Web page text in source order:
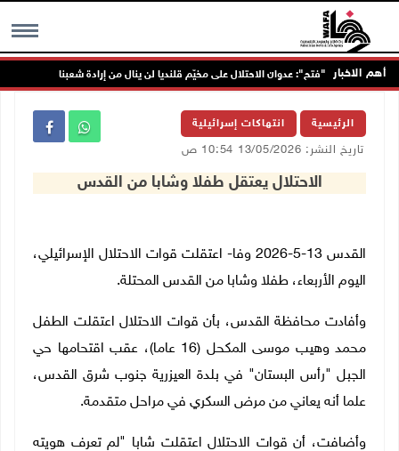
MENU أهم الاخبار"فتح": عدوان الاحتلال على مخيّم قلنديا لن ينال من إرادة شعبنا
الرئيسية انتهاكات إسرائيلية
تاريخ النشر: 13/05/2026 10:54 ص
الاحتلال يعتقل طفلا وشابا من القدس
القدس 13-5-2026 وفا- اعتقلت قوات الاحتلال الإسرائيلي،
اليوم الأربعاء، طفلا وشابا من القدس المحتلة.
وأفادت محافظة القدس، بأن قوات الاحتلال اعتقلت الطفل
محمد وهيب موسى المكحل (16 عاما)، عقب اقتحامها حي
الجبل "رأس البستان" في بلدة العيزرية جنوب شرق القدس،
علما أنه يعاني من مرض السكري في مراحل متقدمة.
وأضافت، أن قوات الاحتلال اعتقلت شابا "لم تعرف هويته